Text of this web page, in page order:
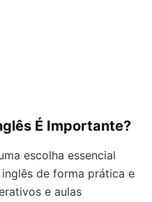
É Importante?
escolha essencial
de forma prática e
e aulas